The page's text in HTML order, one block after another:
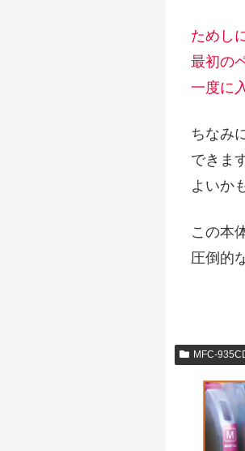
ためし
最初の
一度に
ちなみ
できま
よいか
この本
圧倒的
MFC-